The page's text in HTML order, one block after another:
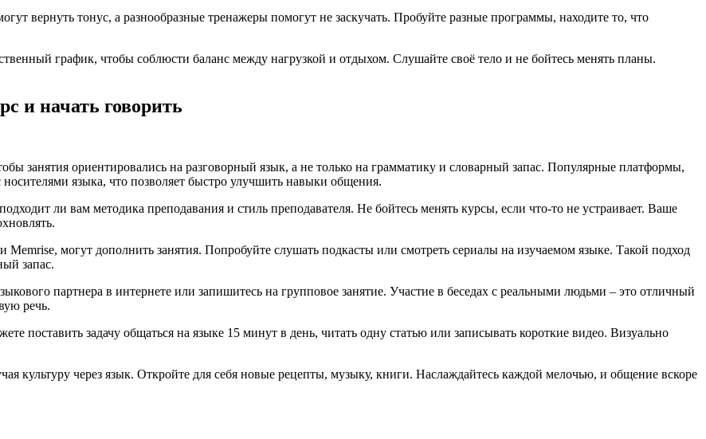
вернуть тонус, а разнообразные тренажеры помогут не заскучать. Пробуйте разные программы, находите то, что
график, чтобы соблюсти баланс между нагрузкой и отдыхом. Слушайте своё тело и не бойтесь менять планы.
и начать говорить
занятия ориентировались на разговорный язык, а не только на грамматику и словарный запас. Популярные платформы,
языка, что позволяет быстро улучшить навыки общения.
ли вам методика преподавания и стиль преподавателя. Не бойтесь менять курсы, если что-то не устраивает. Ваше
могут дополнить занятия. Попробуйте слушать подкасты или смотреть сериалы на изучаемом языке. Такой подход
запас.
партнера в интернете или запишитесь на групповое занятие. Участие в беседах с реальными людьми – это отличный
речь.
поставить задачу общаться на языке 15 минут в день, читать одну статью или записывать короткие видео. Визуально
культуру через язык. Откройте для себя новые рецепты, музыку, книги. Наслаждайтесь каждой мелочью, и общение вскоре